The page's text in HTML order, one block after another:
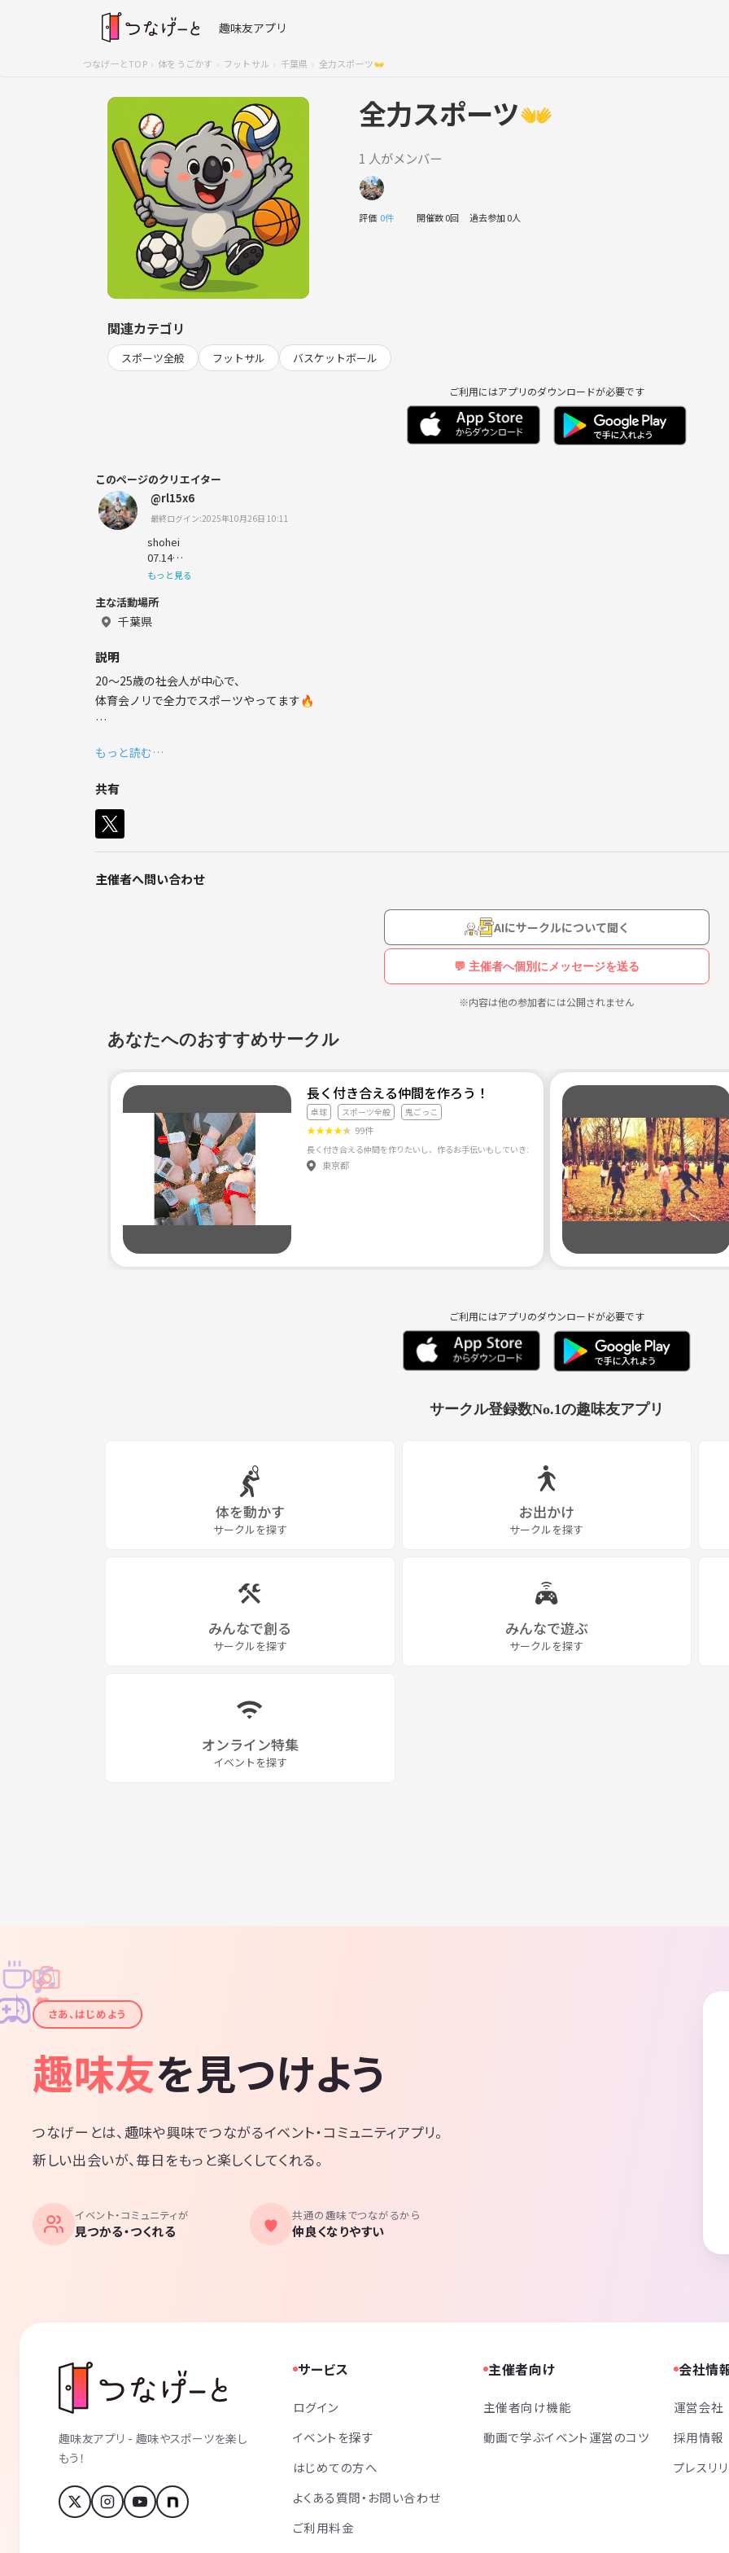
趣味友アプリ
つなげーとTOP 体をうごかす フットサル 千葉県 全力スポーツ👐
全力スポーツ👐
1 人がメンバー
評価 0件 開催数 0回 過去参加 0人
関連カテゴリ
スポーツ全般 フットサル バスケットボール
ご利用にはアプリのダウンロードが必要です
このページのクリエイター
@rl15x6
最終ログイン:2025年10月26日 10:11
shohei
07.14
Chiba
もっと見る
主な活動場所
千葉県
説明
20〜25歳の社会人が中心で、
体育会ノリで全力でスポーツやってます🔥
野球・バレー・フットサル・バスケを中心に、
初参加・1人参加も大歓迎！
「全力で楽しむ」がモットーです⚡️
もっと読む…
共有
主催者へ問い合わせ
AIにサークルについて聞く
💬 主催者へ個別にメッセージを送る
※内容は他の参加者には公開されません
あなたへのおすすめサークル
長く付き合える仲間を作ろう！
卓球 スポーツ全般 鬼ごっこ
★★★★★ 99件
長く付き合える仲間を作りたいし、作るお手伝いもしていきたい！ そんな思いで立ち上げました！ ご縁が繋が
東京都
ご利用にはアプリのダウンロードが必要です
サークル登録数No.1の趣味友アプリ
体を動かす
サークルを探す
お出かけ
サークルを探す
みんなで創る
サークルを探す
みんなで遊ぶ
サークルを探す
オンライン特集
イベントを探す
✦
✦
✧
✧
♪
♫
さあ、はじめよう
趣味友を見つけよう
つなげーとは、趣味や興味でつながるイベント・コミュニティアプリ。
新しい出会いが、毎日をもっと楽しくしてくれる。
イベント・コミュニティが
見つかる・つくれる
共通の趣味でつながるから
仲良くなりやすい
趣味友アプリ - 趣味やスポーツを楽し
もう！
サービス
ログイン
イベントを探す
はじめての方へ
よくある質問・お問い合わせ
ご利用料金
主催者向け
主催者向け機能
動画で学ぶイベント運営のコツ
会社情
運営会社
採用情報
プレスリ